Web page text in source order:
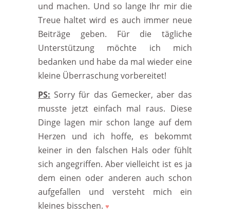
und machen. Und so lange Ihr mir die
Treue haltet wird es auch immer neue
Beiträge geben. Für die tägliche
Unterstützung möchte ich mich
bedanken und habe da mal wieder eine
kleine Überraschung vorbereitet!
PS: Sorry für das Gemecker, aber das
musste jetzt einfach mal raus. Diese
Dinge lagen mir schon lange auf dem
Herzen und ich hoffe, es bekommt
keiner in den falschen Hals oder fühlt
sich angegriffen. Aber vielleicht ist es ja
dem einen oder anderen auch schon
aufgefallen und versteht mich ein
kleines bisschen. ♥